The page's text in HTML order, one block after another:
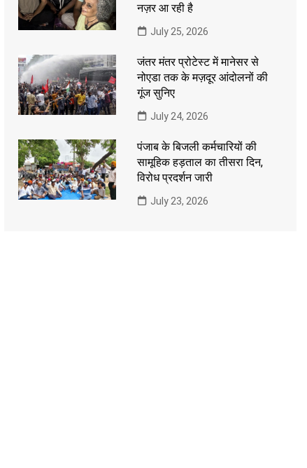
नज़र आ रही है
July 25, 2026
जंतर मंतर प्रोटेस्ट में मानेसर से
नोएडा तक के मज़दूर आंदोलनों की
गूंज सुनिए
July 24, 2026
पंजाब के बिजली कर्मचारियों की
सामूहिक हड़ताल का तीसरा दिन,
विरोध प्रदर्शन जारी
July 23, 2026